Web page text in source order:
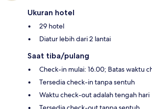
Ukuran hotel
29 hotel
Diatur lebih dari 2 lantai
Saat tiba/pulang
Check-in mulai: 16.00; Batas waktu
Tersedia check-in tanpa sentuh
Waktu check-out adalah tengah hari